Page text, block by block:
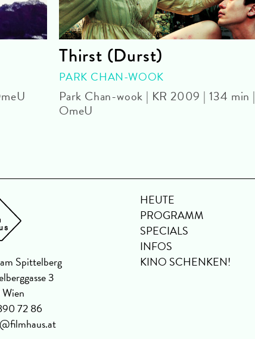
Thirst (Durst)
PARK CHAN-WOOK
Park Chan-wook | KR 2009 | 134 min |
OmeU
Spittelberg
3
72 86
HEUTE
PROGRAMM
SPECIALS
INFOS
KINO SCHENKEN!